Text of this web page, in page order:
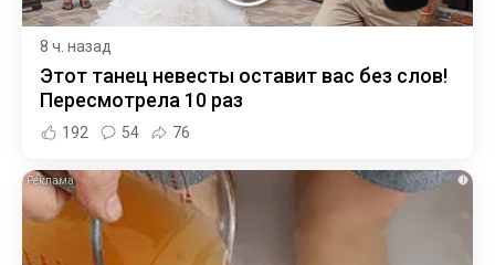
8 ч. назад
Этот танец невесты оставит вас без слов!
Пересмотрела 10 раз
192 54 76
i